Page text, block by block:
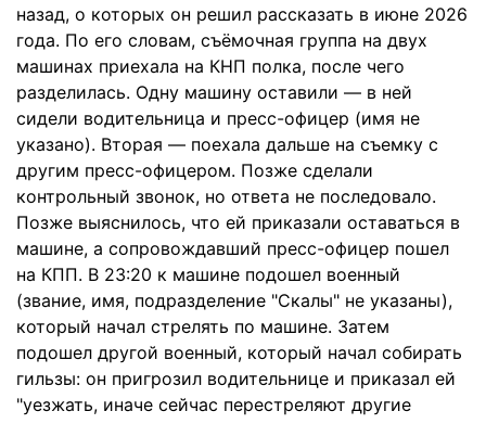
назад, о которых он решил рассказать в июне 2026
года. По его словам, съёмочная группа на двух
машинах приехала на КНП полка, после чего
разделилась. Одну машину оставили — в ней
сидели водительница и пресс-офицер (имя не
указано). Вторая — поехала дальше на съемку с
другим пресс-офицером. Позже сделали
контрольный звонок, но ответа не последовало.
Позже выяснилось, что ей приказали оставаться в
машине, а сопровождавший пресс-офицер пошел
на КПП. В 23:20 к машине подошел военный
(звание, имя, подразделение "Скалы" не указаны),
который начал стрелять по машине. Затем
подошел другой военный, который начал собирать
гильзы: он пригрозил водительнице и приказал ей
"уезжать, иначе сейчас перестреляют другие